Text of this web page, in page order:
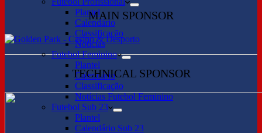
Plantel
Calendário
Classificação
Notícias
Futebol Feminino
Plantel
Calendário
Classificação
Notícias Futebol Feminino
Futebol Sub 23
Plantel
Calendário Sub 23
MAIN SPONSOR
TECHNICAL SPONSOR